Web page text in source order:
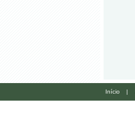
Início |